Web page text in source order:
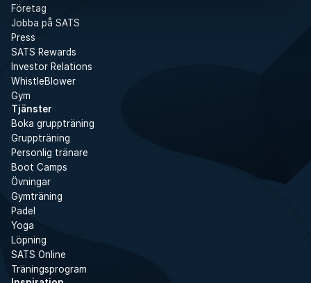
Företag
Jobba på SATS
Press
SATS Rewards
Investor Relations
WhistleBlower
Gym
Tjänster
Boka gruppträning
Gruppträning
Personlig tränare
Boot Camps
Övningar
Gymträning
Padel
Yoga
Löpning
SATS Online
Träningsprogram